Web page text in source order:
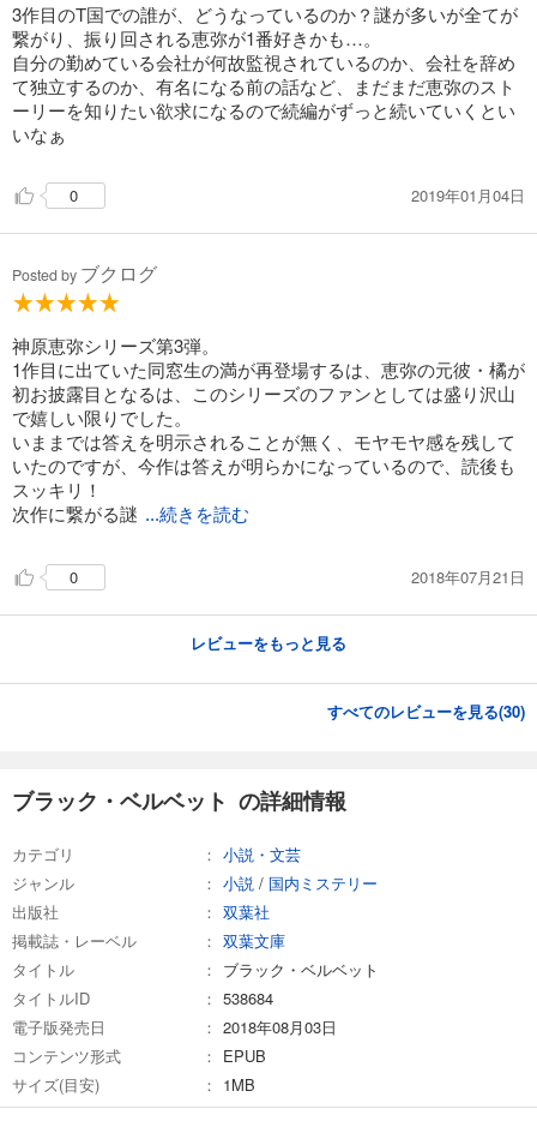
3作目のT国での誰が、どうなっているのか？謎が多いが全てが
繋がり、振り回される恵弥が1番好きかも…。
自分の勤めている会社が何故監視されているのか、会社を辞め
て独立するのか、有名になる前の話など、まだまだ恵弥のスト
ーリーを知りたい欲求になるので続編がずっと続いていくとい
いなぁ
0 2019年01月04日
Posted by ブクログ
神原恵弥シリーズ第3弾。
1作目に出ていた同窓生の満が再登場するは、恵弥の元彼・橘が
初お披露目となるは、このシリーズのファンとしては盛り沢山
で嬉しい限りでした。
いままでは答えを明示されることが無く、モヤモヤ感を残して
いたのですが、今作は答えが明らかになっているので、読後も
スッキリ！
次作に繋がる謎 ...続きを読む
0 2018年07月21日
レビューをもっと見る
すべてのレビューを見る(30)
ブラック・ベルベット の詳細情報
カテゴリ
小説・文芸
ジャンル
小説 / 国内ミステリー
出版社
双葉社
掲載誌・レーベル
双葉文庫
タイトル
ブラック・ベルベット
タイトルID
538684
電子版発売日
2018年08月03日
コンテンツ形式
EPUB
サイズ(目安)
1MB